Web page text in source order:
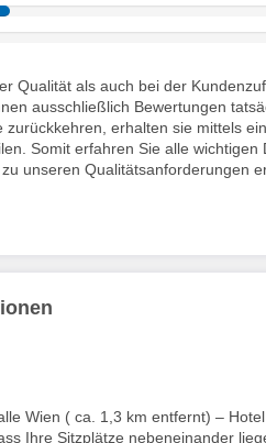
Qualität als auch bei der
ausschließlich Bewertungen
zurückkehren, erhalten sie mittels
Somit erfahren Sie alle
unseren Qualitätsanforderungen
Wien ( ca. 1,3 km entfernt) –
Ihre Sitzplätze nebeneinander